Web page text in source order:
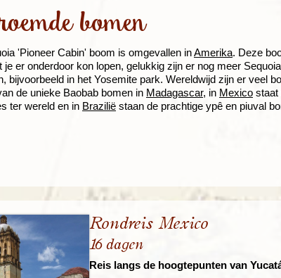
bomen
'Pioneer Cabin' boom is omgevallen inAmerika. Deze
je er onderdoor kon lopen, gelukkig zijn er nog meer
bijvoorbeeld in het Yosemite park. Wereldwijd zijn er veel
de unieke Baobab bomen in Madagascar, in Mexico staat
ter wereld en in Brazilië staan de prachtige ypê en piuval
Rondreis Mexico
16 dagen
Reis langs de hoogtepunten van